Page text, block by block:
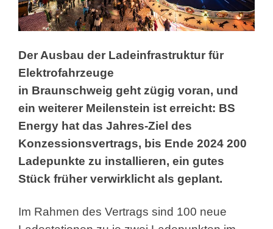
Der Ausbau der Ladeinfrastruktur für
Elektrofahrzeuge
in Braunschweig geht zügig voran, und
ein weiterer Meilenstein ist erreicht: BS
Energy hat das Jahres-Ziel des
Konzessionsvertrags, bis Ende 2024 200
Ladepunkte zu installieren, ein gutes
Stück früher verwirklicht als geplant.
Im Rahmen des Vertrags sind 100 neue